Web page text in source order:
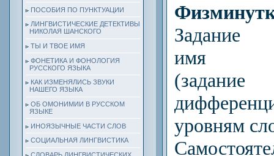
ПОСОБИЯ ПО ПУНКТУАЦИИ
ЛИНГВИСТИЧЕСКИЕ ДЕТЕКТИВЫ
НИКОЛАЯ ШАНСКОГО
ТЫ И ТВОЕ ИМЯ
ФОНЕТИКА И ФОНОЛОГИЯ
РУССКОГО ЯЗЫКА
КАК ИЗМЕНЯЛИСЬ ЗВУКИ
НАШЕГО ЯЗЫКА
ОБ ОМОНИМИИ В РУССКОМ
ЯЗЫКЕ
ИНОЯЗЫЧНЫЕ ЧАСТИ СЛОВ
СОЦИАЛЬНАЯ ЛИНГВИСТИКА
Задание
имя
уровням